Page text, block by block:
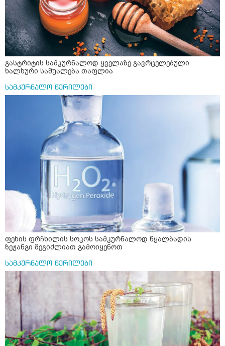
გასტრიტის სამკურნალოდ ყველაზე გავრცელებული
ხალხური საშუალება თაფლია
სამკურნალო წერილები
ფეხის ფრჩხილის სოკოს სამკურნალოდ წყალბადის
ზეჟანგი შეგიძლიათ გამოიყენოთ
სამკურნალო წერილები